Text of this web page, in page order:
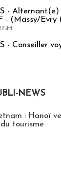
-
- (Massy/Evry
- Conseiller
NEWS
: Hanoï
tourisme